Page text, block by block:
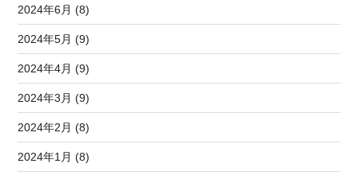
2024年6月 (8)
2024年5月 (9)
2024年4月 (9)
2024年3月 (9)
2024年2月 (8)
2024年1月 (8)